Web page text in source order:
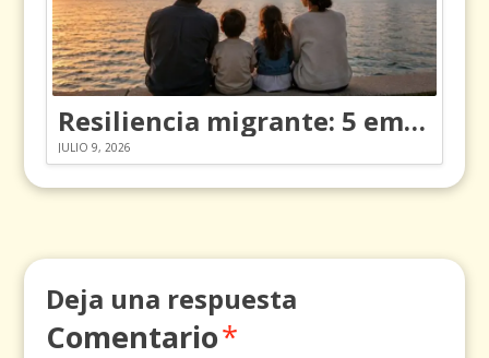
Resiliencia migrante: 5 emociones y cómo gestionarlas
JULIO 9, 2026
Deja una respuesta
Comentario*